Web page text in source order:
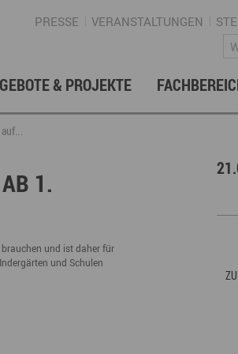
PRESSE VERANSTALTUNGEN
– Immobilien
& PROJEKTE
Lehrer
Koordination
1.
und ist daher für
und Schulen